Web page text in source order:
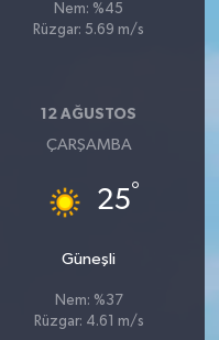
Nem: %45
Rüzgar: 5.69 m/s
12 AĞUSTOS
ÇARŞAMBA
25°
Güneşli
Nem: %37
Rüzgar: 4.61 m/s